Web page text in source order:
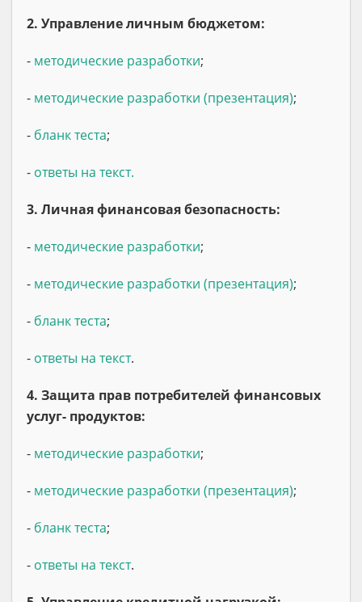
2. Управление личным бюджетом:
- методические разработки;
- методические разработки (презентация);
- бланк теста;
- ответы на текст.
3. Личная финансовая безопасность:
- методические разработки;
- методические разработки (презентация);
- бланк теста;
- ответы на текст.
4. Защита прав потребителей финансовых
услуг- продуктов:
- методические разработки;
- методические разработки (презентация);
- бланк теста;
- ответы на текст.